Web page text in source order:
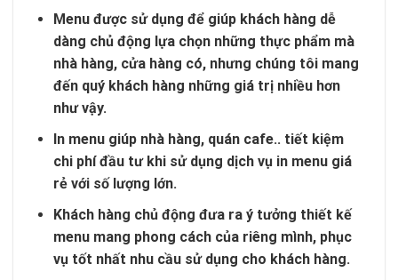
Menu được sử dụng để giúp khách hàng dễ
dàng chủ động lựa chọn những thực phẩm mà
nhà hàng, cửa hàng có, nhưng chúng tôi mang
đến quý khách hàng những giá trị nhiều hơn
như vậy.
In menu giúp nhà hàng, quán cafe.. tiết kiệm
chi phí đầu tư khi sử dụng dịch vụ in menu giá
rẻ với số lượng lớn.
Khách hàng chủ động đưa ra ý tưởng thiết kế
menu mang phong cách của riêng mình, phục
vụ tốt nhất nhu cầu sử dụng cho khách hàng.